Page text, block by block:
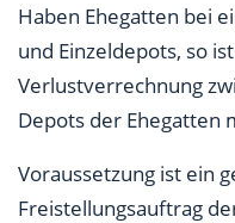
Haben Ehegatten bei
und Einzeldepots, so
Verlustverrechnung
Depots der Ehegatten
Voraussetzung ist ein
Freistellungsauftrag